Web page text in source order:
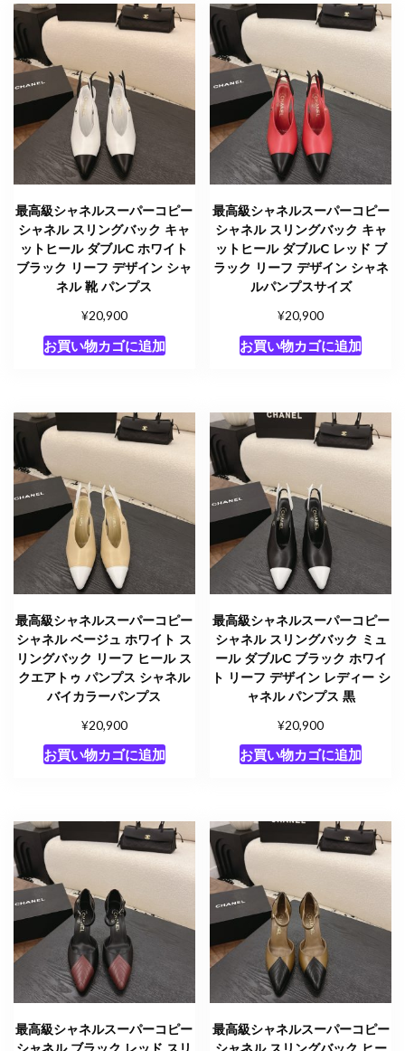
最高級シャネルスーパーコピー
シャネル スリングバック キャ
ットヒール ダブルC ホワイト
ブラック リーフ デザイン シャ
ネル 靴 パンプス
¥20,900
お買い物カゴに追加
最高級シャネルスーパーコピー
シャネル スリングバック キャ
ットヒール ダブルC レッド ブ
ラック リーフ デザイン シャネ
ルパンプスサイズ
¥20,900
お買い物カゴに追加
最高級シャネルスーパーコピー
シャネル ベージュ ホワイト ス
リングバック リーフ ヒール ス
クエアトゥ パンプス シャネル
バイカラーパンプス
¥20,900
お買い物カゴに追加
最高級シャネルスーパーコピー
シャネル スリングバック ミュ
ール ダブルC ブラック ホワイ
ト リーフ デザイン レディー シ
ャネル パンプス 黒
¥20,900
お買い物カゴに追加
最高級シャネルスーパーコピー
最高級シャネルスーパーコピー